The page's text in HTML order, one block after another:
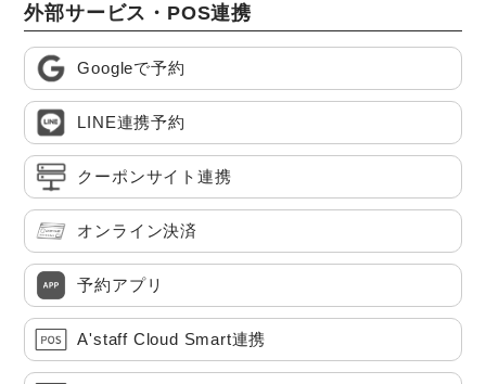
外部サービス・POS連携
Googleで予約
LINE連携予約
クーポンサイト連携
オンライン決済
予約アプリ
A'staff Cloud Smart連携